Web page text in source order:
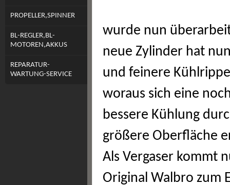
PROPELLER,SPINNER
BL-REGLER,BL-
MOTOREN,AKKUS
REPARATUR-
WARTUNG-SERVICE
wurde nun
neue Zylinder hat
und feinere
woraus sich eine
bessere Kühlung
größere Oberfläche
Als Vergaser kommt
Original Walbro zum